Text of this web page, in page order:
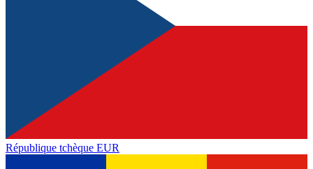
République tchèque EUR